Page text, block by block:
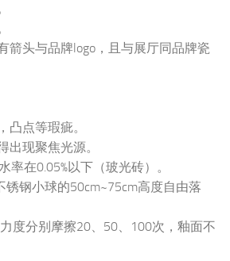
箭头与品牌logo，且与展厅同品牌瓷
凸点等瑕疵。
出现聚焦光源。
率在0.05%以下（玻光砖）。
锈钢小球的50cm~75cm高度自由落
度分别摩擦20、50、100次，釉面不